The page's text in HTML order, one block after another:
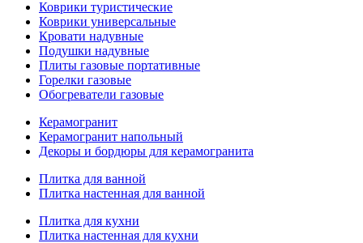
Коврики туристические
Коврики универсальные
Кровати надувные
Подушки надувные
Плиты газовые портативные
Горелки газовые
Обогреватели газовые
Керамогранит
Керамогранит напольный
Декоры и бордюры для керамогранита
Плитка для ванной
Плитка настенная для ванной
Плитка для кухни
Плитка настенная для кухни